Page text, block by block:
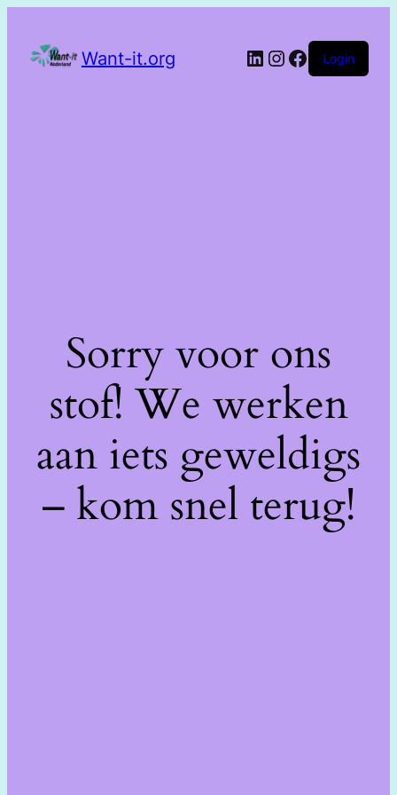
Want-it.org Login
Sorry voor ons
stof! We werken
aan iets geweldigs
– kom snel terug!